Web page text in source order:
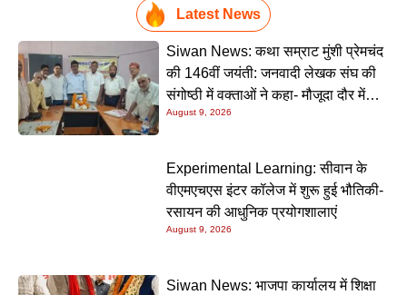
Latest News
Siwan News: कथा सम्राट मुंशी प्रेमचंद
की 146वीं जयंती: जनवादी लेखक संघ की
संगोष्ठी में वक्ताओं ने कहा- मौजूदा दौर में
प्रेमचंद की रचनाएं और अधिक प्रासंगिक
August 9, 2026
Experimental Learning: सीवान के
वीएमएचएस इंटर कॉलेज में शुरू हुई भौतिकी-
रसायन की आधुनिक प्रयोगशालाएं
August 9, 2026
Siwan News: भाजपा कार्यालय में शिक्षा